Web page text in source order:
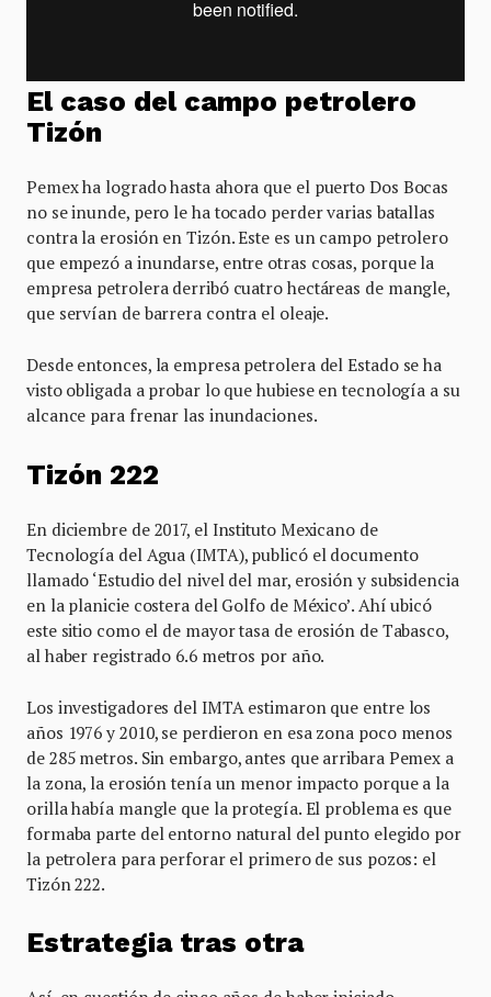
El caso del campo petrolero
Tizón
Pemex ha logrado hasta ahora que el puerto Dos Bocas
no se inunde, pero le ha tocado perder varias batallas
contra la erosión en Tizón. Este es un campo petrolero
que empezó a inundarse, entre otras cosas, porque la
empresa petrolera derribó cuatro hectáreas de mangle,
que servían de barrera contra el oleaje.
Desde entonces, la empresa petrolera del Estado se ha
visto obligada a probar lo que hubiese en tecnología a su
alcance para frenar las inundaciones.
Tizón 222
En diciembre de 2017, el Instituto Mexicano de
Tecnología del Agua (IMTA), publicó el documento
llamado ‘Estudio del nivel del mar, erosión y subsidencia
en la planicie costera del Golfo de México’. Ahí ubicó
este sitio como el de mayor tasa de erosión de Tabasco,
al haber registrado 6.6 metros por año.
Los investigadores del IMTA estimaron que entre los
años 1976 y 2010, se perdieron en esa zona poco menos
de 285 metros. Sin embargo, antes que arribara Pemex a
la zona, la erosión tenía un menor impacto porque a la
orilla había mangle que la protegía. El problema es que
formaba parte del entorno natural del punto elegido por
la petrolera para perforar el primero de sus pozos: el
Tizón 222.
Estrategia tras otra